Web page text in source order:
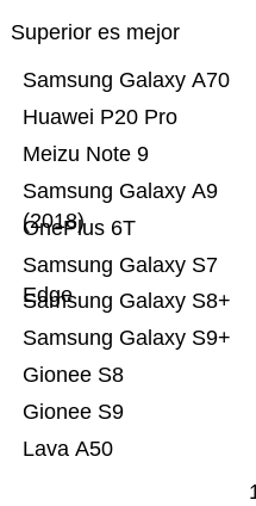
Superior es mejor
Lava A50
Gionee S9
Gionee S8
Samsung Galaxy S9+
Samsung Galaxy S8+
Samsung Galaxy S7
Edge
OnePlus 6T
Samsung Galaxy A9
(2018)
Meizu Note 9
Huawei P20 Pro
Samsung Galaxy A70